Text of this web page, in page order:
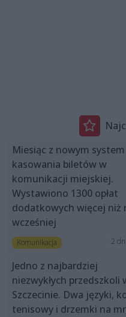
Miesiąc z nowym system
kasowania biletów w
komunikacji miejskiej.
Wystawiono 1300 opłat
dodatkowych więcej niż
wcześniej
Komunikacja 2
Jedno z najbardziej
niezwykłych przedszkoli
Szczecinie. Dwa języki,
tenisowy i drzemki na